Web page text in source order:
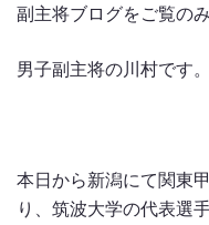
副主将ブログをご覧の
男子副主将の川村です。
本日から新潟にて関東
り、筑波大学の代表選